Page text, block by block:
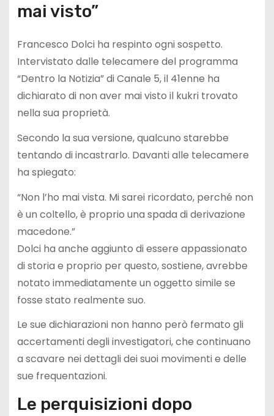
mai visto”
Francesco Dolci ha respinto ogni sospetto.
Intervistato dalle telecamere del programma
“Dentro la Notizia” di Canale 5, il 41enne ha
dichiarato di non aver mai visto il kukri trovato
nella sua proprietà.
Secondo la sua versione, qualcuno starebbe
tentando di incastrarlo. Davanti alle telecamere
ha spiegato:
“Non l’ho mai vista. Mi sarei ricordato, perché non
è un coltello, è proprio una spada di derivazione
macedone.”
Dolci ha anche aggiunto di essere appassionato
di storia e proprio per questo, sostiene, avrebbe
notato immediatamente un oggetto simile se
fosse stato realmente suo.
Le sue dichiarazioni non hanno però fermato gli
accertamenti degli investigatori, che continuano
a scavare nei dettagli dei suoi movimenti e delle
sue frequentazioni.
Le perquisizioni dopo